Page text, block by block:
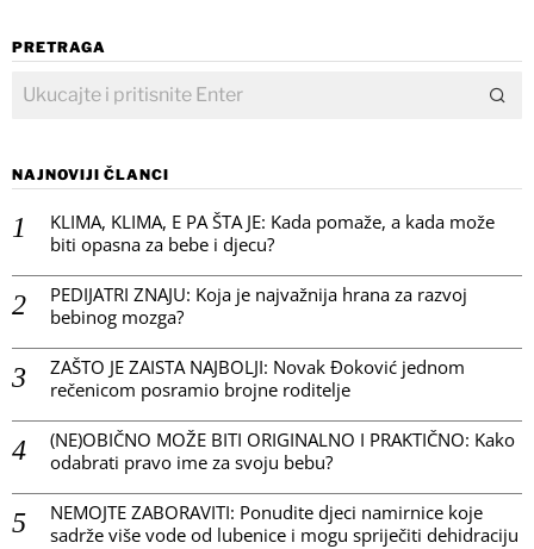
PRETRAGA
NAJNOVIJI ČLANCI
KLIMA, KLIMA, E PA ŠTA JE: Kada pomaže, a kada može
biti opasna za bebe i djecu?
PEDIJATRI ZNAJU: Koja je najvažnija hrana za razvoj
bebinog mozga?
ZAŠTO JE ZAISTA NAJBOLJI: Novak Đoković jednom
rečenicom posramio brojne roditelje
(NE)OBIČNO MOŽE BITI ORIGINALNO I PRAKTIČNO: Kako
odabrati pravo ime za svoju bebu?
NEMOJTE ZABORAVITI: Ponudite djeci namirnice koje
sadrže više vode od lubenice i mogu spriječiti dehidraciju